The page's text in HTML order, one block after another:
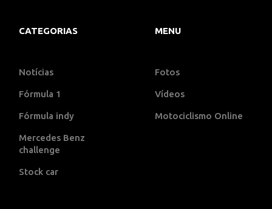
CATEGORIAS
Notícias
Fórmula 1
Fórmula indy
Mercedes Benz
challenge
Stock car
MENU
Fotos
Vídeos
Motociclismo Online